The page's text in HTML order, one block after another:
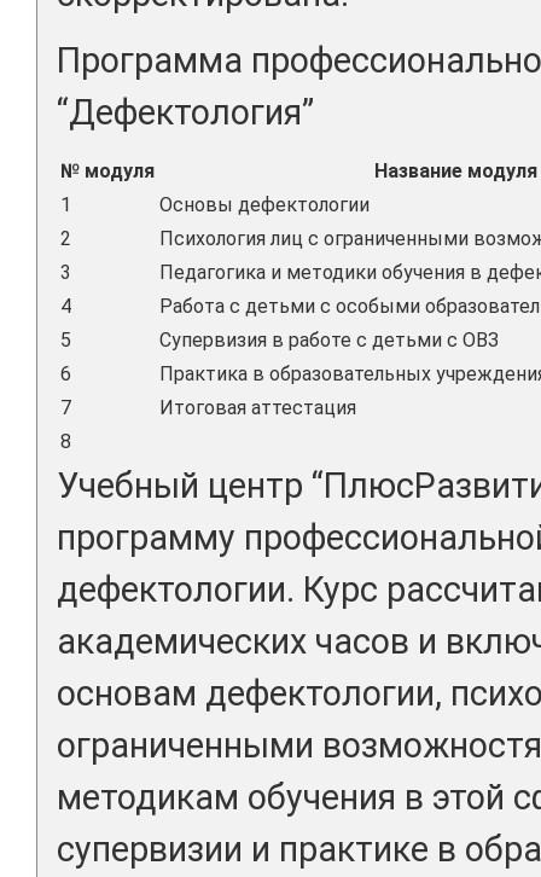
Программа
“Дефектология”
№ модуля
Название модуля
1
Основы дефектологии
2
Психология лиц с ограниченными
3
Педагогика и методики обучения в
4
Работа с детьми с особыми
5
Супервизия в работе с детьми с ОВЗ
6
Практика в образовательных
7
Итоговая аттестация
8
Учебный центр
программу
дефектологии. Курс
академических часов и
основам дефектологии,
ограниченными
методикам обучения в этой
супервизии и практике в